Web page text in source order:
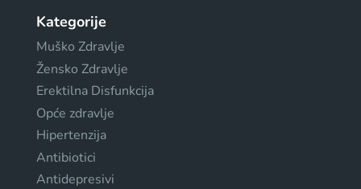
Kategorije
Muško Zdravlje
Žensko Zdravlje
Erektilna Disfunkcija
Opće zdravlje
Hipertenzija
Antibiotici
Antidepresivi